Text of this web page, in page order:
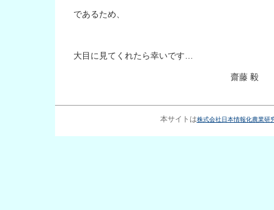
であるため、
大目に見てくれたら幸いです…
齋藤 毅
本サイトは株式会社日本情報化農業研